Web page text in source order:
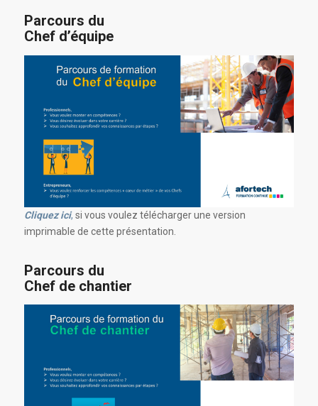
Parcours du
Chef d’équipe
Cliquez ici, si vous voulez télécharger une version
imprimable de cette présentation.
Parcours du
Chef de chantier